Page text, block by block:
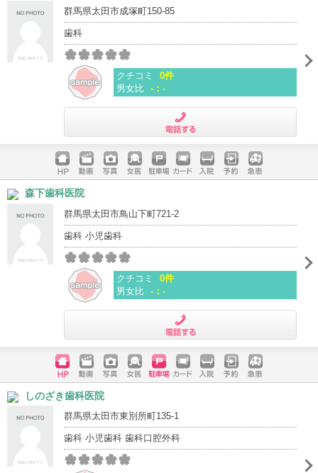
群馬県太田市成塚町150-85
歯科
クチコミ
0件
男女比 -：-
ホームペ
ージ
動画 写真 女医 駐車場
クレジッ
入院 予約 急患
森下歯科医院
群馬県太田市鳥山下町721-2
歯科 小児歯科
クチコミ
0件
男女比 -：-
ホームペ
ージ
動画 写真 女医 駐車場
クレジッ
入院 予約 急患
しのざき歯科医院
群馬県太田市東別所町135-1
歯科 小児歯科 歯科口腔外科